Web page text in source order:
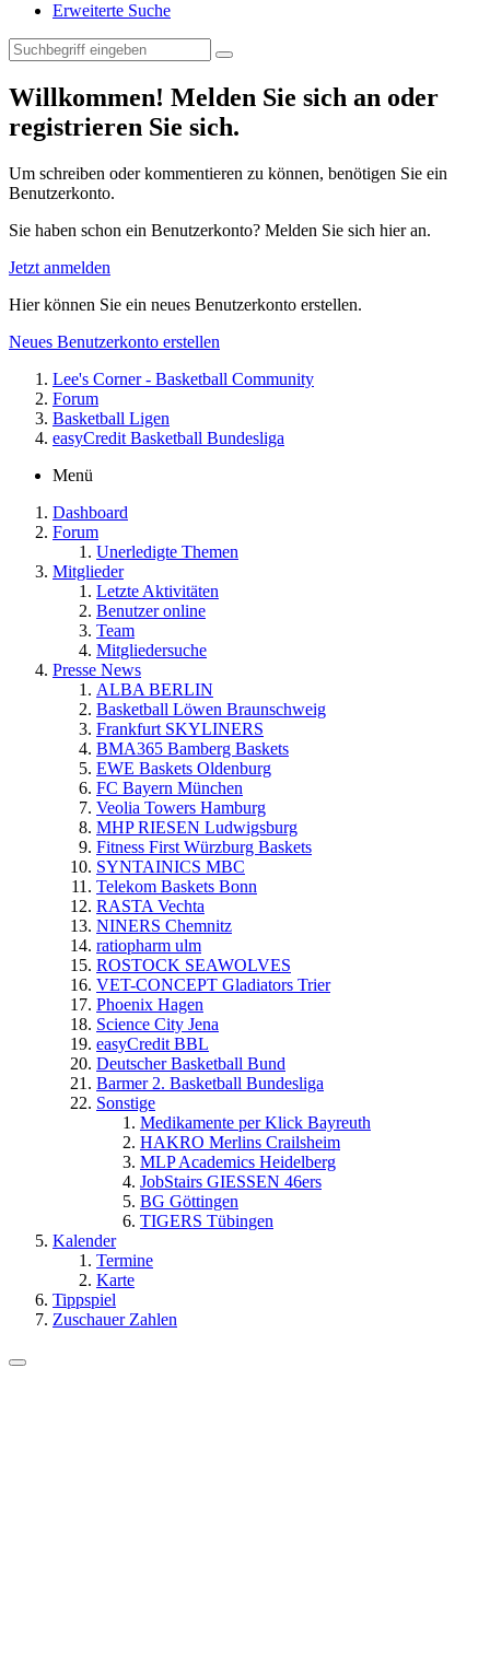
Erweiterte Suche
Willkommen! Melden Sie sich an oder
registrieren Sie sich.
Um schreiben oder kommentieren zu können, benötigen Sie ein
Benutzerkonto.
Sie haben schon ein Benutzerkonto? Melden Sie sich hier an.
Jetzt anmelden
Hier können Sie ein neues Benutzerkonto erstellen.
Neues Benutzerkonto erstellen
Lee's Corner - Basketball Community
Forum
Basketball Ligen
easyCredit Basketball Bundesliga
Menü
Dashboard
Forum
Unerledigte Themen
Mitglieder
Letzte Aktivitäten
Benutzer online
Team
Mitgliedersuche
Presse News
ALBA BERLIN
Basketball Löwen Braunschweig
Frankfurt SKYLINERS
BMA365 Bamberg Baskets
EWE Baskets Oldenburg
FC Bayern München
Veolia Towers Hamburg
MHP RIESEN Ludwigsburg
Fitness First Würzburg Baskets
SYNTAINICS MBC
Telekom Baskets Bonn
RASTA Vechta
NINERS Chemnitz
ratiopharm ulm
ROSTOCK SEAWOLVES
VET-CONCEPT Gladiators Trier
Phoenix Hagen
Science City Jena
easyCredit BBL
Deutscher Basketball Bund
Barmer 2. Basketball Bundesliga
Sonstige
Medikamente per Klick Bayreuth
HAKRO Merlins Crailsheim
MLP Academics Heidelberg
JobStairs GIESSEN 46ers
BG Göttingen
TIGERS Tübingen
Kalender
Termine
Karte
Tippspiel
Zuschauer Zahlen